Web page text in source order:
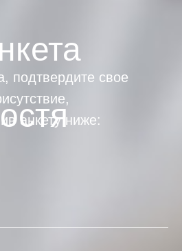
подтвердите свое
анкету ниже: